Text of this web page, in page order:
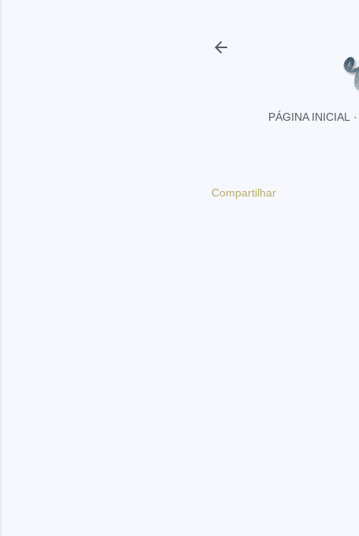
PÁGINA INICIAL
Compartilhar